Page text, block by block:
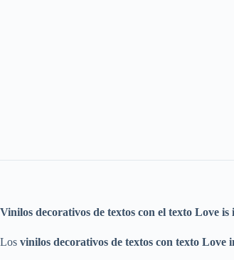
Vinilos decorativos de textos con el texto Love
Los vinilos decorativos de textos con texto Love